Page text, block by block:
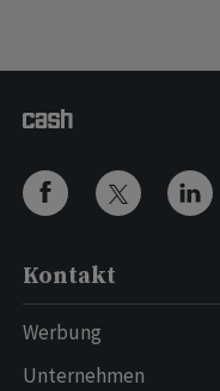
Kontakt
Werbung
Unternehmen